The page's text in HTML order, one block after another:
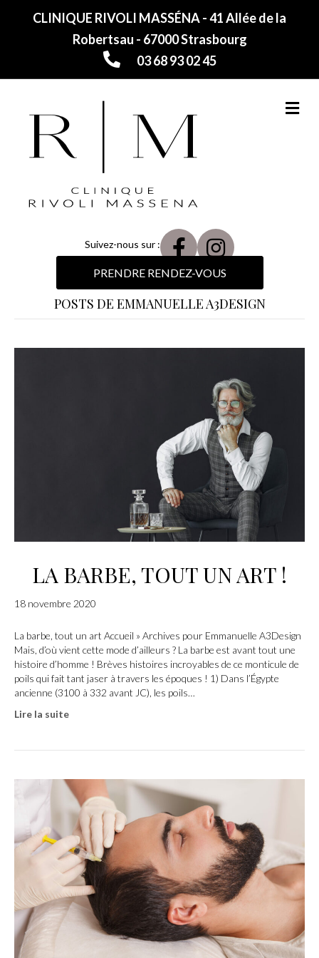
CLINIQUE RIVOLI MASSÉNA - 41 Allée de la
Robertsau - 67000 Strasbourg
03 68 93 02 45
Suivez-nous sur :
PRENDRE RENDEZ-VOUS
POSTS DE EMMANUELLE A3DESIGN
LA BARBE, TOUT UN ART !
18 novembre 2020
La barbe, tout un art Accueil » Archives pour Emmanuelle A3Design
Mais, d’où vient cette mode d’ailleurs ? La barbe est avant tout une
histoire d’homme ! Brèves histoires incroyables de ce monticule de
poils qui fait tant jaser à travers les époques ! 1) Dans l’Égypte
ancienne (3100 à 332 avant JC), les poils…
Lire la suite